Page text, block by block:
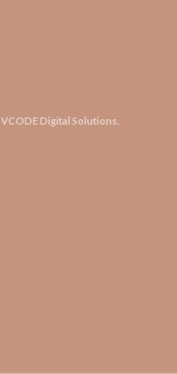
VCODE Digital Solutions